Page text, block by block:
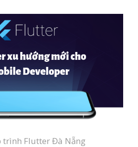
trình Flutter Đà Nẵng